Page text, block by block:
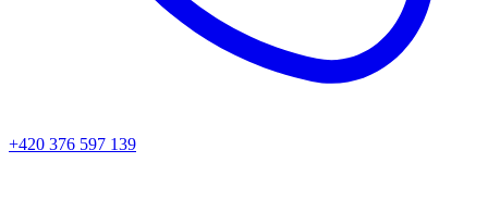
+420 376 597 139